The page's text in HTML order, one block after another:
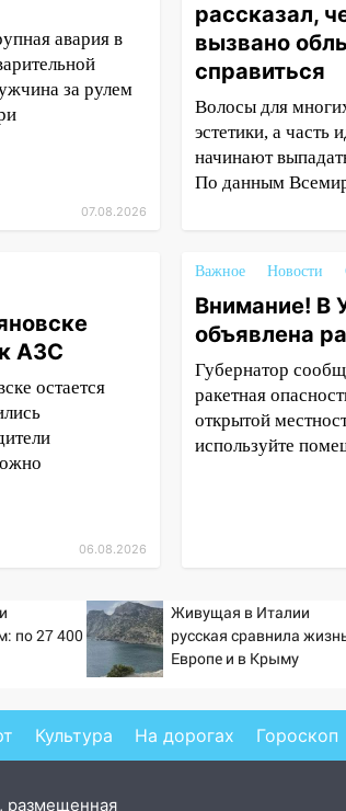
авария в
за рулем
07.08.2026
рассказал,
вызвано
справиться
Волосы для
эстетики, а часть
начинают
По данным
АЗС
остается
06.08.2026
Важное Новости
Внимание! В
объявлена
Губернатор
ракетная
открытой
используйте
по 27 400
Живущая в Италии
русская сравнила
Европе и в Крыму
Культура На дорогах Гороскоп
размещенная